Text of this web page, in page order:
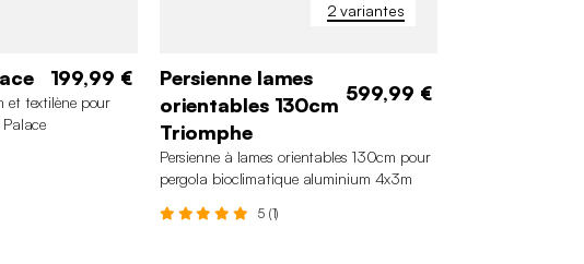
199,99 €
et textilène pour
2 variantes
Persienne lames
orientables 130cm
Triomphe
599,99 €
Persienne à lames orientables 130cm pour
pergola bioclimatique aluminium 4x3m
5 (1)